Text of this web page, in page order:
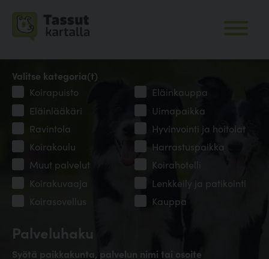
Palveluhaku
Syötä paikkakunta, palvelun nimi tai osoite
Valitse kategoria(t)
Koirapuisto
Eläinkauppa
Eläinlääkäri
Uimapaikka
Ravintola
Hyvinvointi ja hoitolat
Koirakoulu
Harrastuspaikka
Muut palvelut
Koirahotelli
Koirakuvaaja
Lenkkeily ja patikointi
Koirasovellus
Kauppa